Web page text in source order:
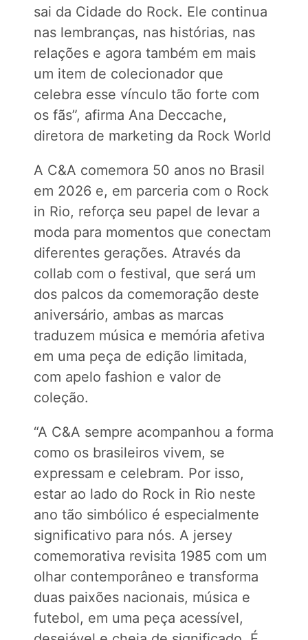
sai da Cidade do Rock. Ele continua
nas lembranças, nas histórias, nas
relações e agora também em mais
um item de colecionador que
celebra esse vínculo tão forte com
os fãs”, afirma Ana Deccache,
diretora de marketing da Rock World
A C&A comemora 50 anos no Brasil
em 2026 e, em parceria com o Rock
in Rio, reforça seu papel de levar a
moda para momentos que conectam
diferentes gerações. Através da
collab com o festival, que será um
dos palcos da comemoração deste
aniversário, ambas as marcas
traduzem música e memória afetiva
em uma peça de edição limitada,
com apelo fashion e valor de
coleção.
“A C&A sempre acompanhou a forma
como os brasileiros vivem, se
expressam e celebram. Por isso,
estar ao lado do Rock in Rio neste
ano tão simbólico é especialmente
significativo para nós. A jersey
comemorativa revisita 1985 com um
olhar contemporâneo e transforma
duas paixões nacionais, música e
futebol, em uma peça acessível,